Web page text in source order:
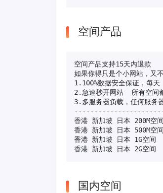
空间产品
空间产品支持15天内退款
如果你得只是个小网站，又
1.100%数据安全保证，每
2.急速秒开网站  所有空间
3.多服务器负载，任何服务
香港 新加坡 日本 200M
香港 新加坡 日本 500M
香港 新加坡 日本 1G空
香港 新加坡 日本 2G空
国内空间